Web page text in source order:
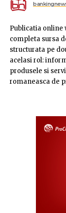
Publicatia online
completa sursa
structurata pe
acelasi rol:
produsele si
romaneasca de